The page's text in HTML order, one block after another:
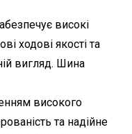
високі
ходові якості та
вигляд. Шина
високого
та надійне